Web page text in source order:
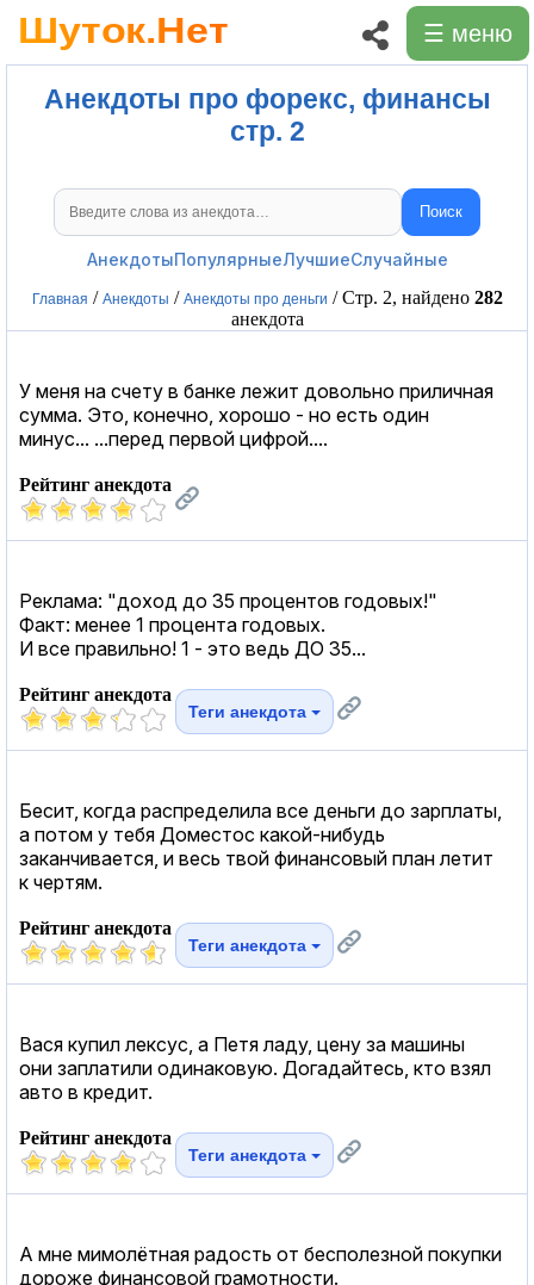
☰ меню
Анекдоты про форекс, финансы
стр. 2
Поиск анекдотов Поиск
АнекдотыПопулярныеЛучшиеСлучайные
Главная / Анекдоты / Анекдоты про деньги / Стр. 2, найдено 282
анекдота
У меня на счету в банке лежит довольно приличная
сумма. Это, конечно, хорошо - но есть один
минус... ...перед первой цифрой....
Рейтинг анекдота
Реклама: "доход до 35 процентов годовых!"
Факт: менее 1 процента годовых.
И все правильно! 1 - это ведь ДО 35...
Рейтинг анекдота
Теги анекдота
Бесит, когда распределила все деньги до зарплаты,
а потом у тебя Доместос какой-нибудь
заканчивается, и весь твой финансовый план летит
к чертям.
Рейтинг анекдота
Теги анекдота
Вася купил лексус, а Петя ладу, цену за машины
они заплатили одинаковую. Догадайтесь, кто взял
авто в кредит.
Рейтинг анекдота
Теги анекдота
А мне мимолётная радость от бесполезной покупки
дороже финансовой грамотности.